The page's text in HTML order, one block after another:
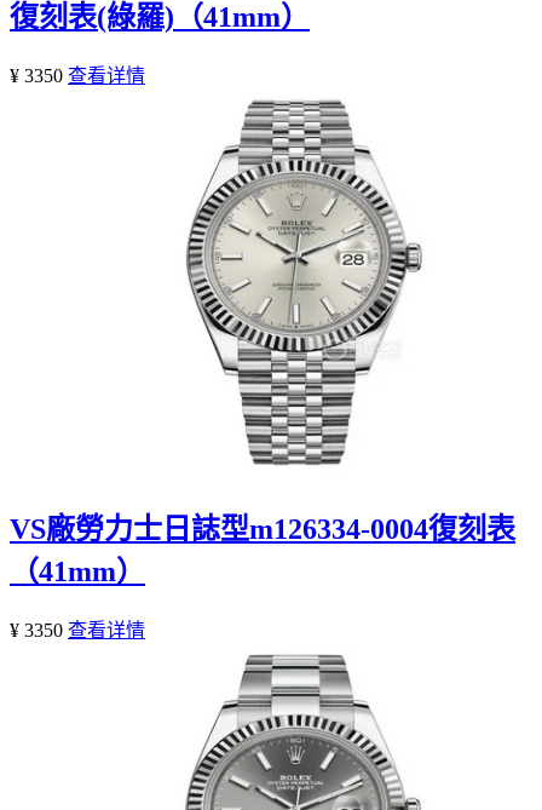
復刻表(綠羅)（41mm）
¥ 3350 查看详情
VS廠勞力士日誌型m126334-0004復刻表
（41mm）
¥ 3350 查看详情